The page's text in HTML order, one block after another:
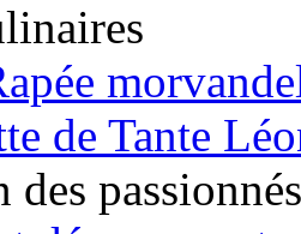
de Tante
des passionnés